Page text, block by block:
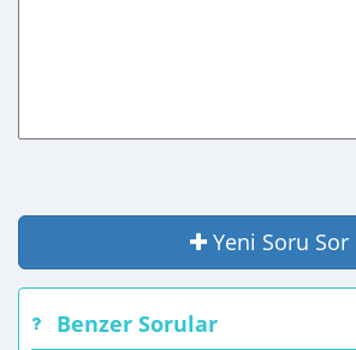
Yeni Soru Sor
Benzer Sorular